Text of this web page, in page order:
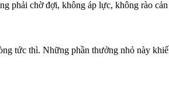
phải chờ đợi, không áp lực, không rào
tức thì. Những phần thưởng nhỏ này